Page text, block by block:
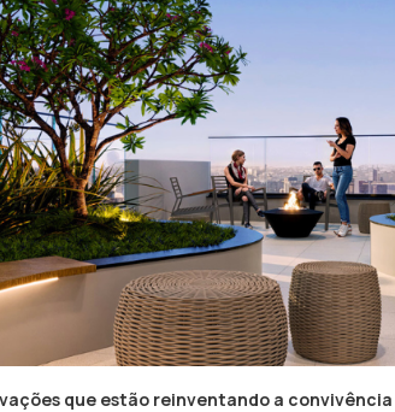
que estão reinventando a convivência